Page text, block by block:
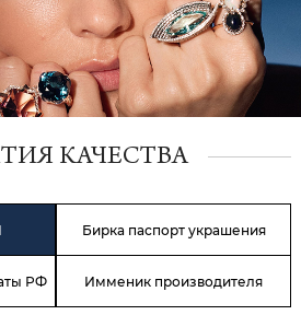
КАЧЕСТВА
Бирка паспорт украшения
РФ Имменик производителя